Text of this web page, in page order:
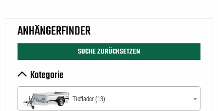
ANHÄNGERFINDER
SUCHE ZURÜCKSETZEN
Kategorie
Tieflader (13)